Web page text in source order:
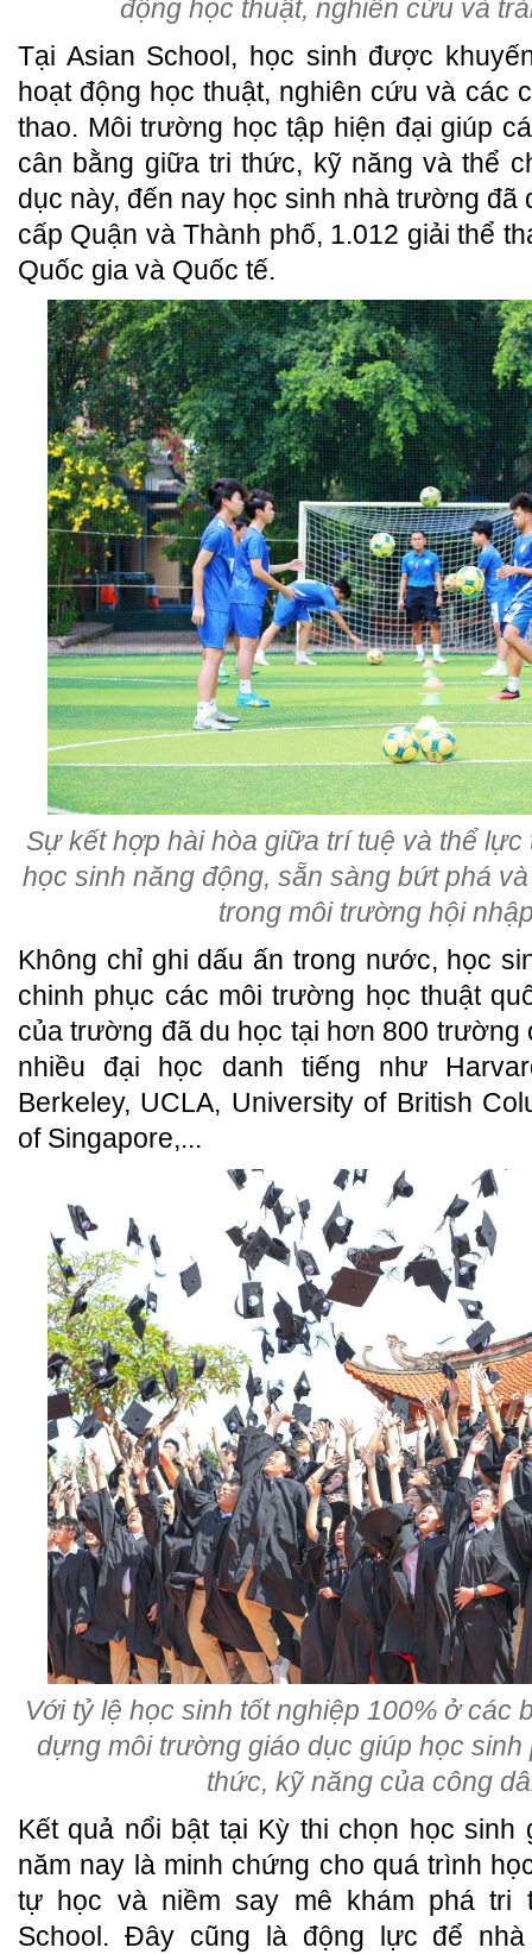
động học thuật, nghiên cứu và
Tại Asian School, học sinh được
hoạt động học thuật, nghiên cứu và các
thao. Môi trường học tập hiện đại giúp
cân bằng giữa tri thức, kỹ năng và thể
dục này, đến nay học sinh nhà trường đã
cấp Quận và Thành phố, 1.012 giải thể
Quốc gia và Quốc tế.
Sự kết hợp hài hòa giữa trí tuệ và thể
học sinh năng động, sẵn sàng bứt phá
trong môi trường hội
Không chỉ ghi dấu ấn trong nước, học
chinh phục các môi trường học thuật
của trường đã du học tại hơn 800 trường
nhiều đại học danh tiếng như
Berkeley, UCLA, University of British
of Singapore,...
Với tỷ lệ học sinh tốt nghiệp 100% ở các
dựng môi trường giáo dục giúp học sinh
thức, kỹ năng của công
Kết quả nổi bật tại Kỳ thi chọn học sinh
năm nay là minh chứng cho quá trình
tự học và niềm say mê khám phá tri
School. Đây cũng là động lực để